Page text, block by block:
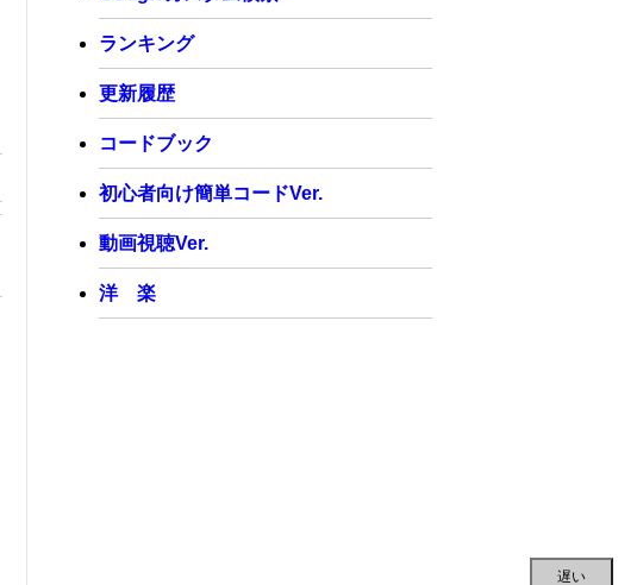
ランキング
更新履歴
コードブック
初心者向け簡単コードVer.
動画視聴Ver.
洋 楽